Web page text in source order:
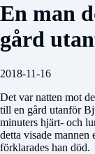
En man
gård
2018-11-16
Det var natten mot
till en gård utanför
minuters hjärt- och
detta visade
förklarades han död.